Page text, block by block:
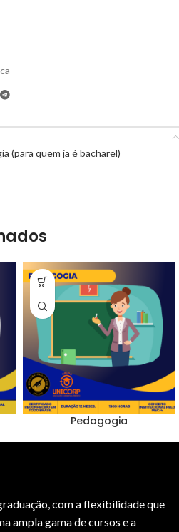
(para quem ja é bacharel)
Pedagogia
com a flexibilidade que
ampla gama de cursos e a